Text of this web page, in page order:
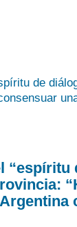
“espíritu